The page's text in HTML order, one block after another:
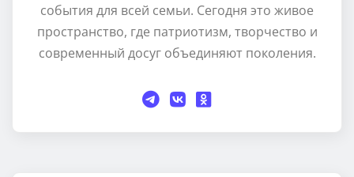
события для всей семьи. Сегодня это живое
пространство, где патриотизм, творчество и
современный досуг объединяют поколения.